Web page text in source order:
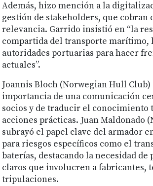
Además, hizo mención a la
gestión de stakeholders, que cobran
relevancia. Garrido insistió en “la
compartida del transporte marítimo,
autoridades portuarias para hacer
actuales”.
Joannis Bloch (Norwegian Hull
importancia de una comunicación
socios y de traducir el conocimiento
acciones prácticas. Juan Maldonado
subrayó el papel clave del armador
para riesgos específicos como el
baterías, destacando la necesidad de
claros que involucren a fabricantes,
tripulaciones.